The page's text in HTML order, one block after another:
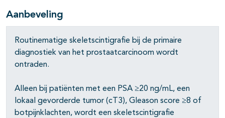
open- en dichtklappen
open- en dichtklappen
open- en dichtklappen
open- en dichtklappen
open- en dichtklappen
Aanbeveling
Routinematige skeletscintigrafie bij de primaire
diagnostiek van het prostaatcarcinoom wordt
ontraden.
Alleen bij patiënten met een PSA ≥20 ng/mL, een
lokaal gevorderde tumor (cT3), Gleason score ≥8 of
botpijnklachten, wordt een skeletscintigrafie